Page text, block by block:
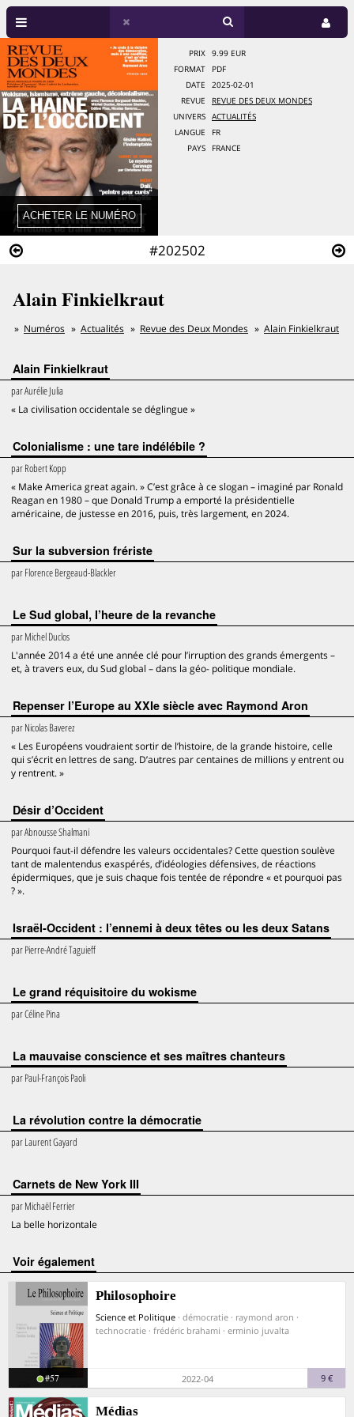
#202502
PRIX
9.99 EUR
FORMAT
PDF
DATE
2025-02-01
REVUE
REVUE DES DEUX MONDES
UNIVERS
ACTUALITÉS
LANGUE
FR
PAYS
FRANCE
Alain Finkielkraut
Numéros Actualités Revue des Deux Mondes Alain Finkielkraut
Alain Finkielkraut
parAurélie Julia
« La civilisation occidentale se déglingue »
Colonialisme : une tare indélébile ?
parRobert Kopp
« Make America great again. » C’est grâce à ce slogan – imaginé par Ronald
Reagan en 1980 – que Donald Trump a emporté la présidentielle
américaine, de justesse en 2016, puis, très largement, en 2024.
Sur la subversion frériste
parFlorence Bergeaud-Blackler
Le Sud global, l’heure de la revanche
parMichel Duclos
L'année 2014 a été une année clé pour l’irruption des grands émergents –
et, à travers eux, du Sud global – dans la géo- politique mondiale.
Repenser l’Europe au XXIe siècle avec Raymond Aron
parNicolas Baverez
« Les Européens voudraient sortir de l’histoire, de la grande histoire, celle
qui s’écrit en lettres de sang. D’autres par centaines de millions y entrent ou
y rentrent. »
Désir d’Occident
parAbnousse Shalmani
Pourquoi faut-il défendre les valeurs occidentales? Cette question soulève
tant de malentendus exaspérés, d’idéologies défensives, de réactions
épidermiques, que je suis chaque fois tentée de répondre « et pourquoi pas
? ».
Israël-Occident : l’ennemi à deux têtes ou les deux Satans
parPierre-André Taguieff
Le grand réquisitoire du wokisme
parCéline Pina
La mauvaise conscience et ses maîtres chanteurs
parPaul-François Paoli
La révolution contre la démocratie
parLaurent Gayard
Carnets de New York III
parMichaël Ferrier
La belle horizontale
voir également
Philosophoire
Science et Politique · démocratie · raymond aron ·
technocratie · frédéric brahami · erminio juvalta
#57 2022-04 9 €
Médias